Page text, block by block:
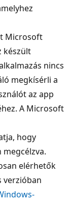
Microsoft
készült
nincs
megkísérli a
az app
A Microsoft
hogy
elérhetők
verzióban